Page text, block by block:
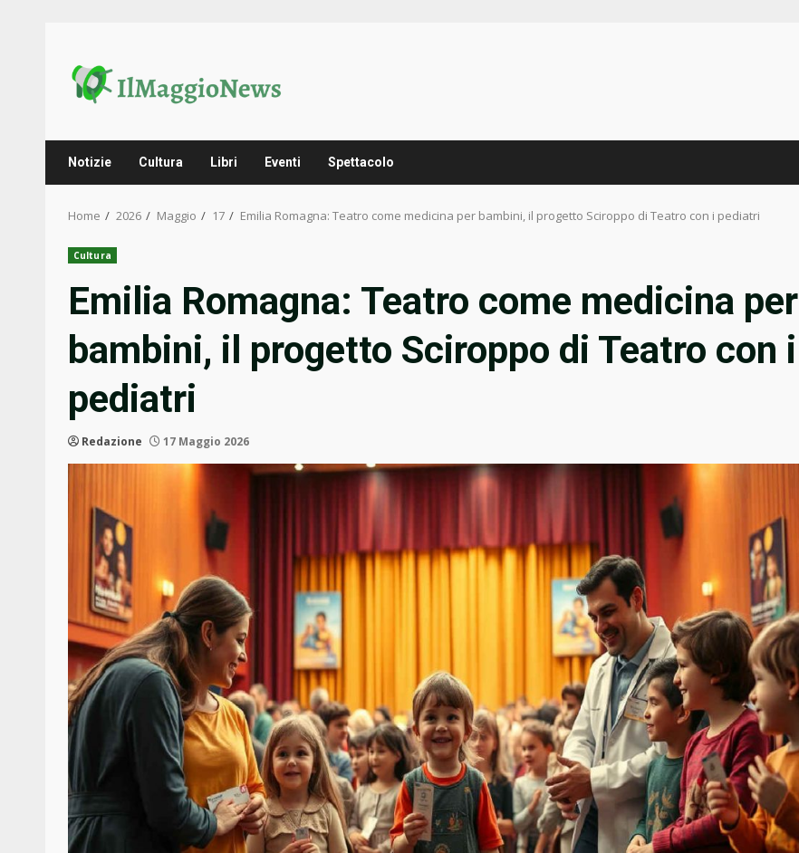
content
Notizie Cultura Libri Eventi Spettacolo
Home 2026 Maggio 17 Emilia Romagna: Teatro come medicina per bambini, il progetto Sciroppo di Teatro con i pediatri
Cultura
Emilia Romagna: Teatro come medicina per
bambini, il progetto Sciroppo di Teatro con i
pediatri
Redazione 17 Maggio 2026